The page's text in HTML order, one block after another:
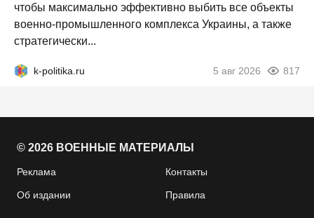
чтобы максимально эффективно выбить все объекты
военно-промышленного комплекса Украины, а также
стратегически...
k-politika.ru 5 авг 2026 817
© 2026 ВОЕННЫЕ МАТЕРИАЛЫ
Реклама Контакты
Об издании Правила